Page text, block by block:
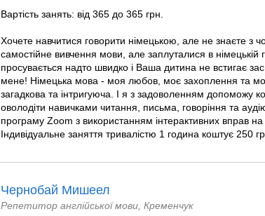
Вартість занять: від 365 до 365 грн.
Хочете навчитися говорити німецькою, але не знаєте з
самостійне вивчення мови, але заплуталися в німецькій
просувається надто швидко і Ваша дитина не встигає
мене! Німецька мова - моя любов, моє захоплення та
загадкова та інтригуюча. І я з задоволенням допоможу
оволодіти навичками читання, письма, говоріння та
програму Zoom з використанням інтерактивних вправ на
Індивідуальне заняття тривалістю 1 година коштує 250
Чернобай Мишеел
Репетитор англійської мови, Кременчук